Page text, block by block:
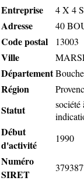
Entreprise 4 X 4
Adresse 40
Code postal 13003
Ville
Département
Région
Statut
société
Début
d'activité
1990
Numéro
SIRET